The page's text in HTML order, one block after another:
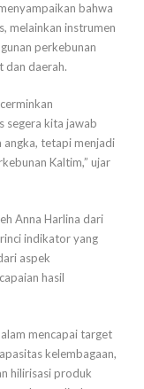
bahwa
melainkan instrumen
perkebunan
dan daerah.
segera kita jawab
angka, tetapi menjadi
Kaltim,” ujar
Anna Harlina dari
indikator yang
aspek
hasil
mencapai target
kelembagaan,
hilirisasi produk